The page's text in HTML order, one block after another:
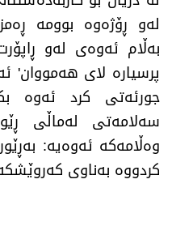
لەو ڕۆژەوە بوومە
بەڵام ئەوەی لەو
پرسیارە لای هەمووان'
جورئەتی کرد ئەوە
سەلامەتی لەماڵی
وەڵامەکە ئەوەیە:
کردووە بەناوی